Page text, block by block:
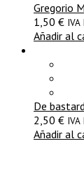
Gregorio
1,50 €
Añadir al
De
2,50 €
Añadir al